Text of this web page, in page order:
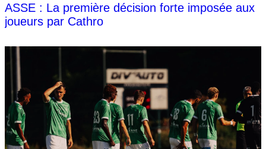
ASSE : La première décision forte imposée aux
joueurs par Cathro